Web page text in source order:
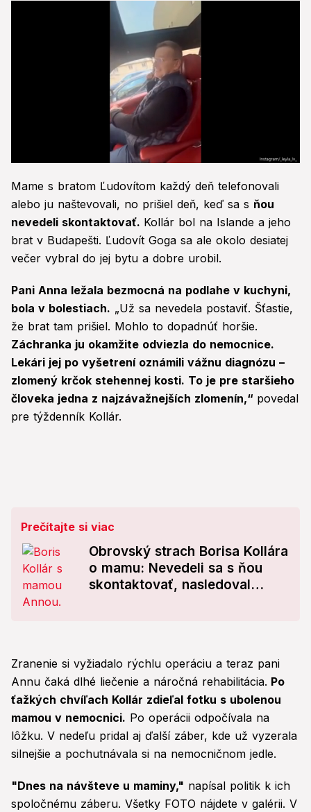
of
38
seconds
Mame s bratom Ľudovítom každý deň telefonovali
alebo ju naštevovali, no prišiel deň, keď sa s ňou
nevedeli skontaktovať. Kollár bol na Islande a jeho
brat v Budapešti. Ľudovít Goga sa ale okolo desiatej
večer vybral do jej bytu a dobre urobil.
Pani Anna ležala bezmocná na podlahe v kuchyni,
bola v bolestiach. „Už sa nevedela postaviť. Šťastie,
že brat tam prišiel. Mohlo to dopadnúť horšie.
Záchranka ju okamžite odviezla do nemocnice.
Lekári jej po vyšetrení oznámili vážnu diagnózu –
zlomený krčok stehennej kosti. To je pre staršieho
človeka jedna z najzávažnejších zlomenín,“ povedal
pre týždenník Kollár.
Prečítajte si viac
Obrovský strach Borisa Kollára
o mamu: Nevedeli sa s ňou
skontaktovať, nasledoval
Zranenie si vyžiadalo rýchlu operáciu a teraz pani
Annu čaká dlhé liečenie a náročná rehabilitácia. Po
ťažkých chvíľach Kollár zdieľal fotku s ubolenou
mamou v nemocnici. Po operácii odpočívala na
lôžku. V nedeľu pridal aj ďalší záber, kde už vyzerala
silnejšie a pochutnávala si na nemocničnom jedle.
"Dnes na návšteve u maminy," napísal politik k ich
spoločnému záberu. Všetky FOTO nájdete v galérii. V